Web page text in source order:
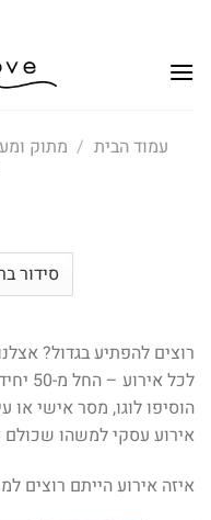
content
עמוד הבית / מתוק
רוצים להפתיע בגדול?
לכל אירוע – החל מ-50 יחידות! 🎁
הוסיפו לוגו, מסר אישי או
אירוע עסקי למשהו שכולם
איזה אירוע הייתם רוצים